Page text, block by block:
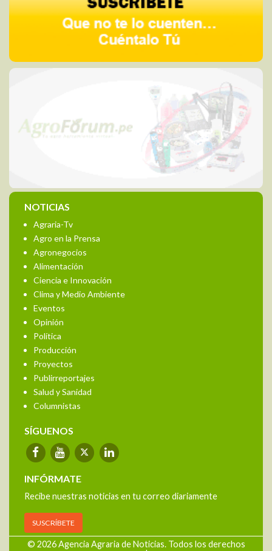
NOTICIAS
Agraria-Tv
Agro en la Prensa
Agronegocios
Alimentación
Ciencia e Innovación
Clima y Medio Ambiente
Eventos
Opinión
Política
Producción
Proyectos
Publirreportajes
Salud y Sanidad
Columnistas
SÍGUENOS
INFÓRMATE
Recibe nuestras noticias en tu correo diariamente
SUSCRÍBETE
© 2026 Agencia Agraria de Noticias. Todos los derechos